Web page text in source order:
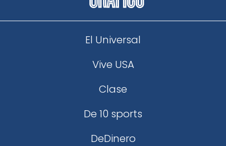
El Universal
Vive USA
Clase
De 10 sports
DeDinero